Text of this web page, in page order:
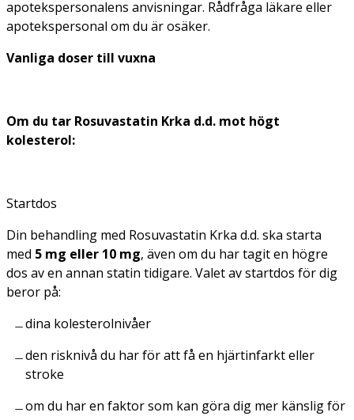
apotekspersonalens anvisningar. Rådfråga läkare eller
apotekspersonal om du är osäker.
Vanliga doser till vuxna
Om du tar Rosuvastatin Krka d.d. mot högt
kolesterol:
Startdos
Din behandling med Rosuvastatin Krka d.d. ska starta
med 5 mg eller 10 mg, även om du har tagit en högre
dos av en annan statin tidigare. Valet av startdos för dig
beror på:
dina kolesterolnivåer
den risknivå du har för att få en hjärtinfarkt eller
stroke
om du har en faktor som kan göra dig mer känslig för